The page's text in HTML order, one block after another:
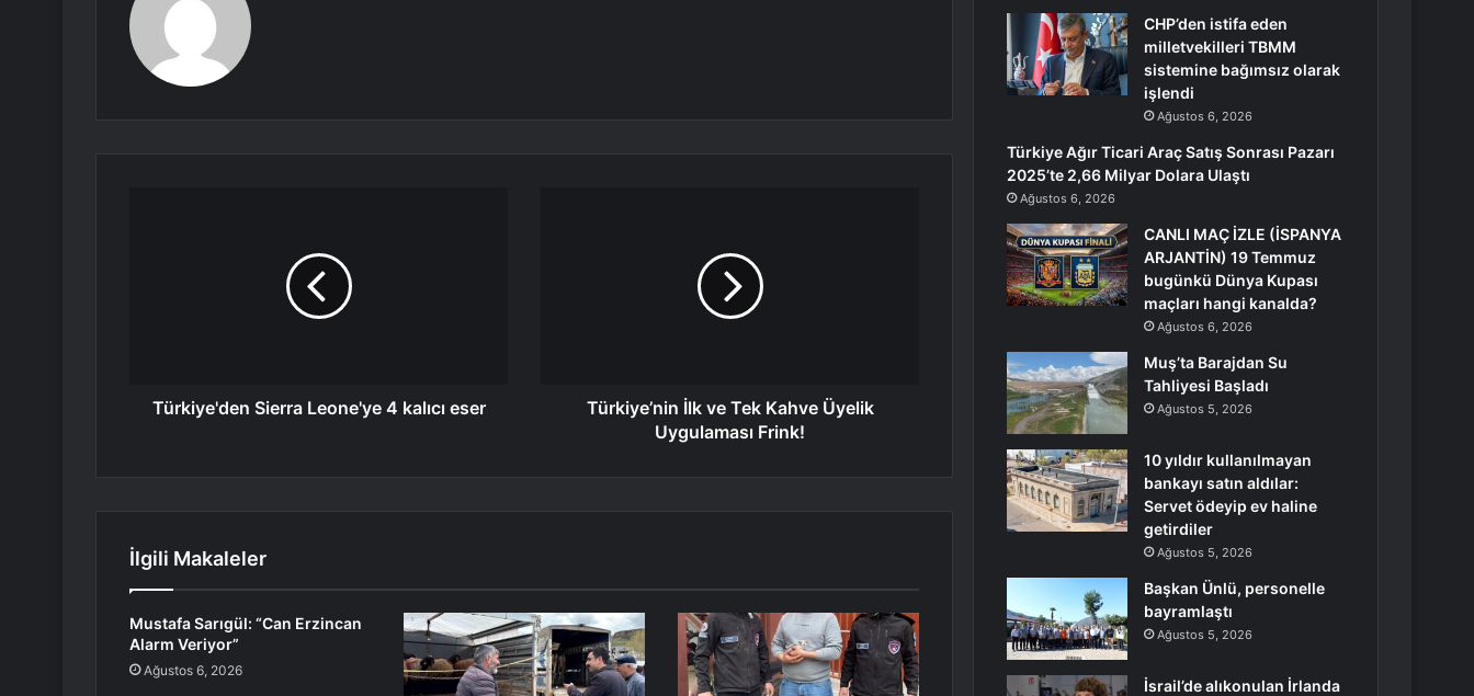
Türkiye'den Sierra Leone'ye 4 kalıcı eser
Türkiye’nin İlk ve Tek Kahve Üyelik
Uygulaması Frink!
İlgili Makaleler
Mustafa Sarıgül: “Can Erzincan
Alarm Veriyor”
Ağustos 6, 2026
CHP’den istifa eden
milletvekilleri TBMM
sistemine bağımsız olarak
işlendi
Ağustos 6, 2026
Türkiye Ağır Ticari Araç Satış Sonrası Pazarı
2025’te 2,66 Milyar Dolara Ulaştı
Ağustos 6, 2026
CANLI MAÇ İZLE (İSPANYA
ARJANTİN) 19 Temmuz
bugünkü Dünya Kupası
maçları hangi kanalda?
Ağustos 6, 2026
Muş’ta Barajdan Su
Tahliyesi Başladı
Ağustos 5, 2026
10 yıldır kullanılmayan
bankayı satın aldılar:
Servet ödeyip ev haline
getirdiler
Ağustos 5, 2026
Başkan Ünlü, personelle
bayramlaştı
Ağustos 5, 2026
İsrail’de alıkonulan İrlanda